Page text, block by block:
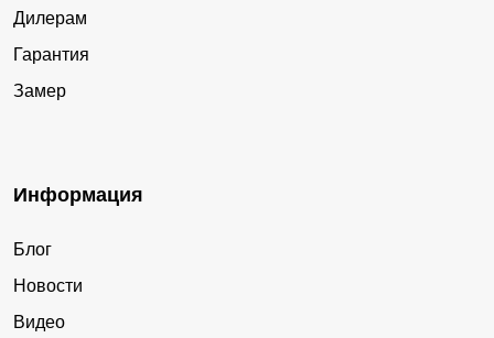
Дилерам
Гарантия
Замер
Информация
Блог
Новости
Видео